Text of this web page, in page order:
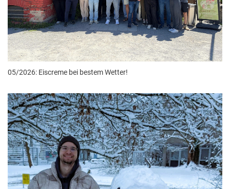
05/2026: Eiscreme bei bestem Wetter!